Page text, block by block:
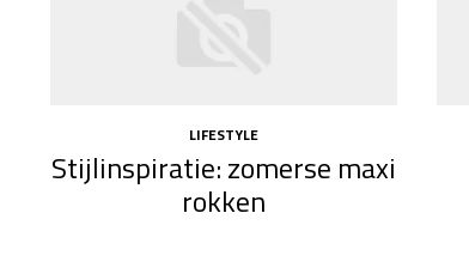
LIFESTYLE
Stijlinspiratie: zomerse maxi
rokken